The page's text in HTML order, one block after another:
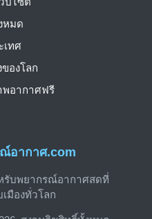
อากาศ.com
รับพยากรณ์อากาศสดที่
มืองทั่วโลก
หมด
เทศ
ของโลก
พอากาศฟรี